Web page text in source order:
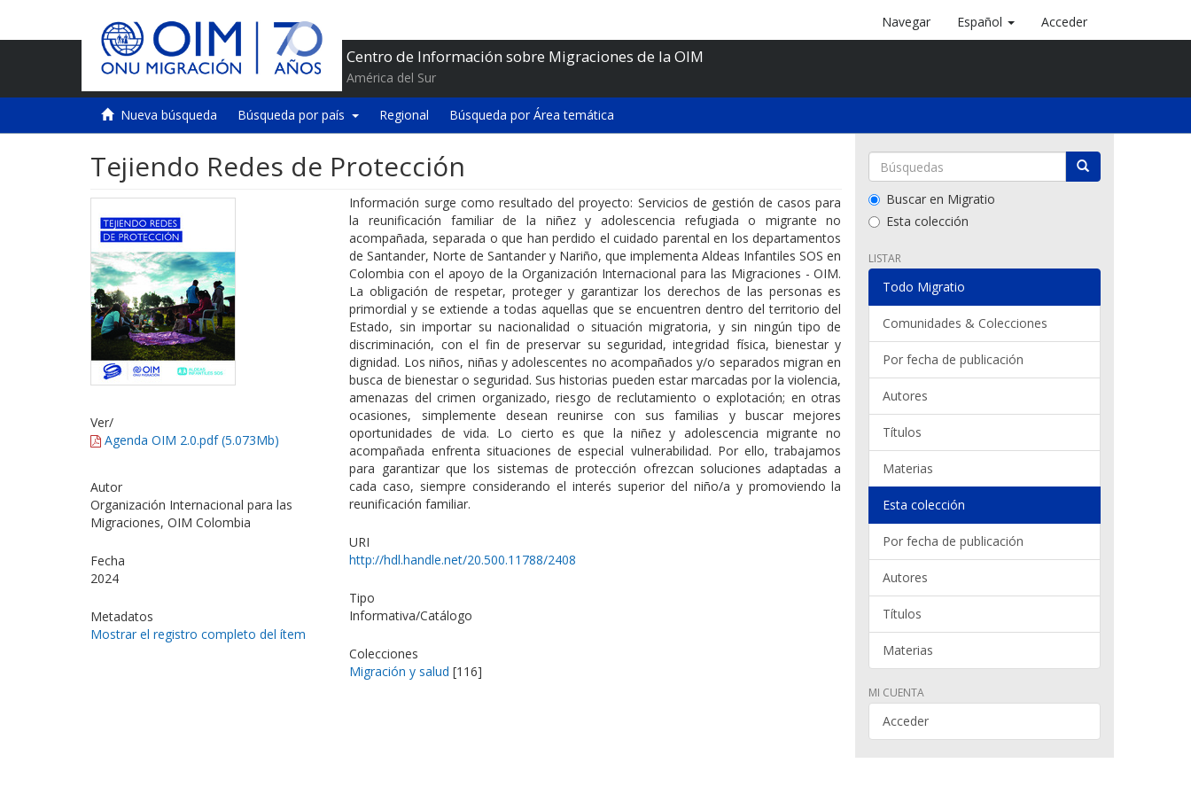
Centro de Información sobre Migraciones de la OIM
América del Sur
Navegar Español Acceder
Nueva búsqueda Búsqueda por país Regional Búsqueda por Área temática
Tejiendo Redes de Protección
Ver/
Agenda OIM 2.0.pdf (5.073Mb)
Autor
Organización Internacional para las
Migraciones, OIM Colombia
Fecha
2024
Metadatos
Mostrar el registro completo del ítem
Información surge como resultado del proyecto: Servicios de gestión de casos para
la reunificación familiar de la niñez y adolescencia refugiada o migrante no
acompañada, separada o que han perdido el cuidado parental en los departamentos
de Santander, Norte de Santander y Nariño, que implementa Aldeas Infantiles SOS en
Colombia con el apoyo de la Organización Internacional para las Migraciones - OIM.
La obligación de respetar, proteger y garantizar los derechos de las personas es
primordial y se extiende a todas aquellas que se encuentren dentro del territorio del
Estado, sin importar su nacionalidad o situación migratoria, y sin ningún tipo de
discriminación, con el fin de preservar su seguridad, integridad física, bienestar y
dignidad. Los niños, niñas y adolescentes no acompañados y/o separados migran en
busca de bienestar o seguridad. Sus historias pueden estar marcadas por la violencia,
amenazas del crimen organizado, riesgo de reclutamiento o explotación; en otras
ocasiones, simplemente desean reunirse con sus familias y buscar mejores
oportunidades de vida. Lo cierto es que la niñez y adolescencia migrante no
acompañada enfrenta situaciones de especial vulnerabilidad. Por ello, trabajamos
para garantizar que los sistemas de protección ofrezcan soluciones adaptadas a
cada caso, siempre considerando el interés superior del niño/a y promoviendo la
reunificación familiar.
URI
http://hdl.handle.net/20.500.11788/2408
Tipo
Informativa/Catálogo
Colecciones
Migración y salud [116]
Buscar en Migratio
Esta colección
LISTAR
Todo Migratio
Comunidades & Colecciones
Por fecha de publicación
Autores
Títulos
Materias
Esta colección
Por fecha de publicación
Autores
Títulos
Materias
MI CUENTA
Acceder